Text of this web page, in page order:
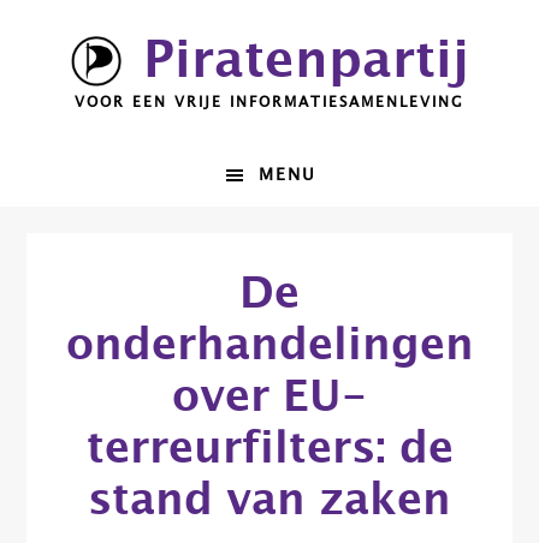
hoofdnavigatie
Piratenpartij
VOOR EEN VRIJE INFORMATIESAMENLEVING
MENU
De
onderhandelingen
over EU-
terreurfilters: de
stand van zaken